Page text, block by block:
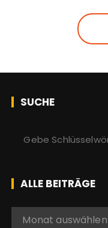
SUCHE
h
e
n
ALLE BEITRÄGE
Monat auswählen